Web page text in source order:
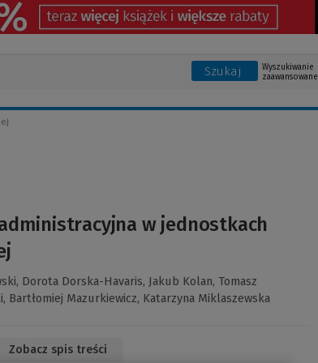
Szukaj
Wyszukiwanie
zaawansowane
w jednostkach
Dorota Dorska-Havaris, Jakub Kolan, Tomasz
Bartłomiej Mazurkiewicz, Katarzyna Miklaszewska
Zobacz spis treści